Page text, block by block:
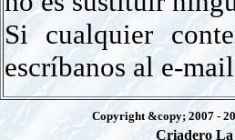
Si cualquier
escríbanos al e-
Copyright &copy; 2007 -
Criadero La